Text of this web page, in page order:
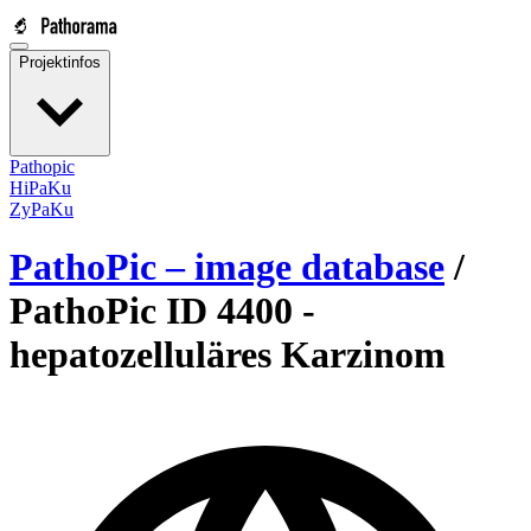
Projektinfos
Pathopic
HiPaKu
ZyPaKu
PathoPic – image database /
PathoPic ID 4400 -
hepatozelluläres Karzinom